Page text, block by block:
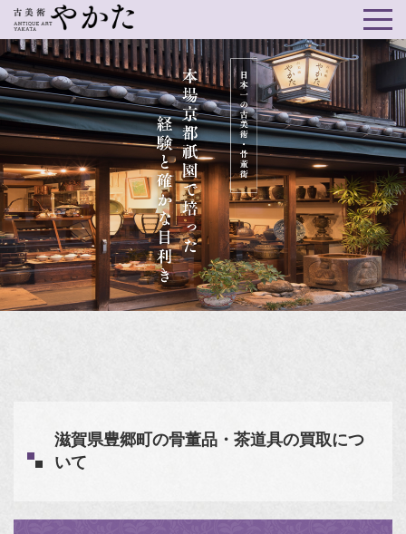
滋賀県豊郷町の骨董品・茶道具の買取につ
いて